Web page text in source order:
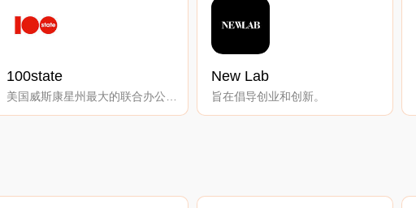
100state
美国威斯康星州最大的联合办公空间。
New Lab
旨在倡导创业和创新。